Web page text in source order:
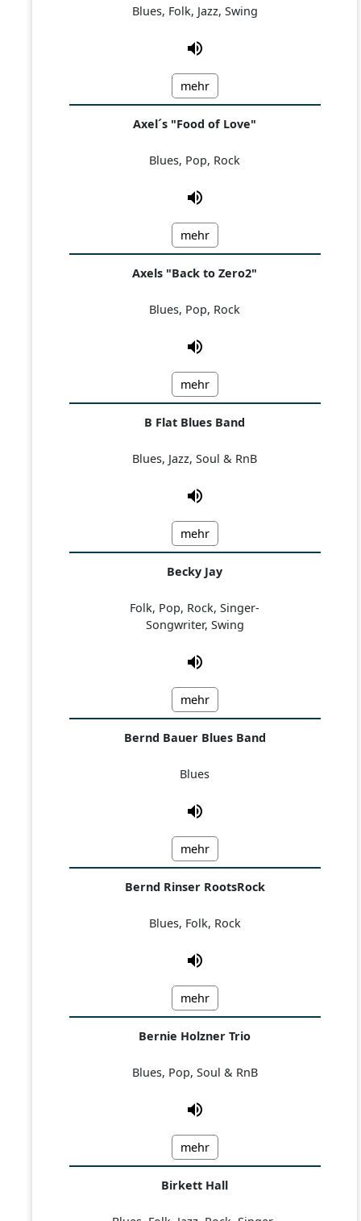
Blues, Folk, Jazz, Swing
mehr
Axel´s "Food of Love"
Blues, Pop, Rock
mehr
Axels "Back to Zero2"
Blues, Pop, Rock
mehr
B Flat Blues Band
Blues, Jazz, Soul & RnB
mehr
Becky Jay
Folk, Pop, Rock, Singer-
Songwriter, Swing
mehr
Bernd Bauer Blues Band
Blues
mehr
Bernd Rinser RootsRock
Blues, Folk, Rock
mehr
Bernie Holzner Trio
Blues, Pop, Soul & RnB
mehr
Birkett Hall